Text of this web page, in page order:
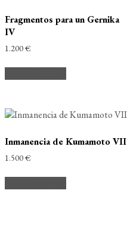
Fragmentos para un Gernika
IV
1.200€
Inmanencia de Kumamoto VII
1.500€